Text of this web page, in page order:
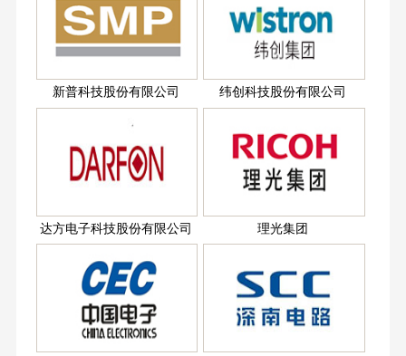
新普科技股份有限公司 纬创科技股份有限公司
达方电子科技股份有限公司 理光集团